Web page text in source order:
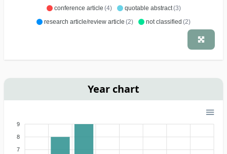
conference article (4) quotable abstract(3)
research article/review article (2) not classified (2)
Year chart
9
8
7